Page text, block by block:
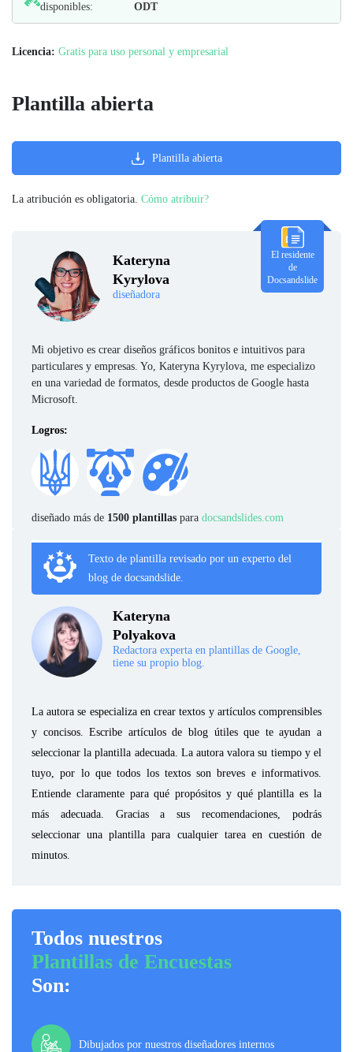
disponibles:
ODT
Licencia: Gratis para uso personal y empresarial
Kateryna
Kyrylova
diseñadora
El residente
de
Docsandslide
Mi objetivo es crear diseños gráficos bonitos e intuitivos para
particulares y empresas. Yo, Kateryna Kyrylova, me especializo
en una variedad de formatos, desde productos de Google hasta
Microsoft.
Logros:
diseñado más de 1500 plantillas para docsandslides.com
Texto de plantilla revisado por un experto del
blog de docsandslide.
Kateryna
Polyakova
Redactora experta en plantillas de Google,
tiene su propio blog.
La autora se especializa en crear textos y artículos comprensibles
y concisos. Escribe artículos de blog útiles que te ayudan a
seleccionar la plantilla adecuada. La autora valora su tiempo y el
tuyo, por lo que todos los textos son breves e informativos.
Entiende claramente para qué propósitos y qué plantilla es la
más adecuada. Gracias a sus recomendaciones, podrás
seleccionar una plantilla para cualquier tarea en cuestión de
minutos.
Todos nuestros
Plantillas de Encuestas
Son:
Dibujados por nuestros diseñadores internos
Plantilla abierta
Plantilla abierta
La atribución es obligatoria. Cómo atribuir?